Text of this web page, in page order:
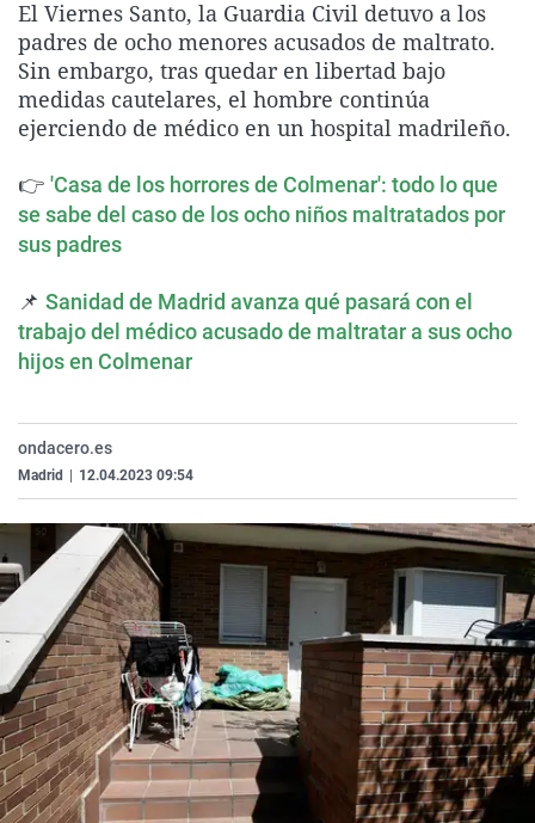
La rosa de los vientos
Gente viajera
Como el perro y el
Caso
Retornados
Equipo de
Operación Viuda
Extremadura
Galicia
La Rioja
Navarra
País Vasco
Virales
Televisión
Elecciones
El Viernes Santo, la Guardia Civil detuvo a los
padres de ocho menores acusados de maltrato.
Sin embargo, tras quedar en libertad bajo
medidas cautelares, el hombre continúa
ejerciendo de médico en un hospital madrileño.
👉 'Casa de los horrores de Colmenar': todo lo que
se sabe del caso de los ocho niños maltratados por
sus padres
📌 Sanidad de Madrid avanza qué pasará con el
trabajo del médico acusado de maltratar a sus ocho
hijos en Colmenar
ondacero.es
Madrid 12.04.2023 09:54